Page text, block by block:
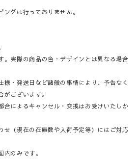
グは行っておりません。
。実際の商品の色・デザインとは異なる場合
・発送日など諸般の事情により、予告なく
ございます。
合によるキャンセル・交換はお受けいたしか
せ（現在の在庫数や入荷予定等）にはご対応
のみです。